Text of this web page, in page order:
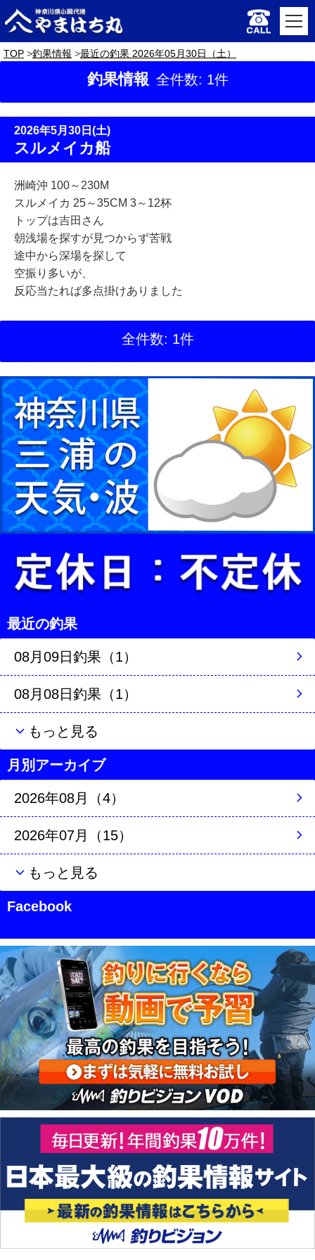
TOP 釣果情報 最近の釣果 2026年05月30日（土）
釣果情報 全件数: 1件
2026年5月30日(土)
スルメイカ船
洲崎沖 100～230M
スルメイカ 25～35CM 3～12杯
トップは吉田さん
朝浅場を探すが見つからず苦戦
途中から深場を探して
空振り多いが、
反応当たれば多点掛けありました
全件数: 1件
最近の釣果
08月09日釣果（1）
08月08日釣果（1）
もっと見る
月別アーカイブ
2026年08月（4）
2026年07月（15）
もっと見る
Facebook